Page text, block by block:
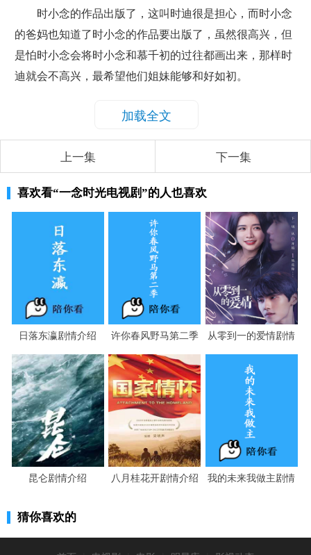
时小念的作品出版了，这叫时迪很是担心，而时小念
的爸妈也知道了时小念的作品要出版了，虽然很高兴，但
是怕时小念会将时小念和慕千初的过往都画出来，那样时
迪就会不高兴，最希望他们姐妹能够和好如初。
加载全文
上一集 下一集
喜欢看“一念时光电视剧”的人也喜欢
日落东瀛剧情介绍
许你春风野马第二季
剧情介绍
从零到一的爱情剧情
介绍
昆仑剧情介绍 八月桂花开剧情介绍
我的未来我做主剧情
猜你喜欢的